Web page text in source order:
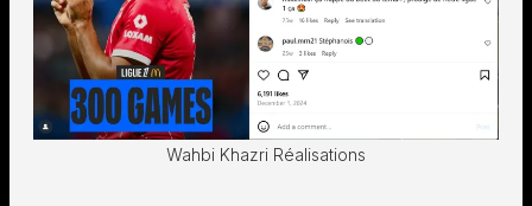
Wahbi Khazri Réalisations